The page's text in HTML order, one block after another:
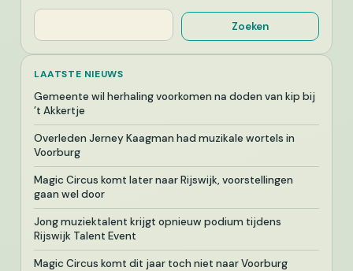
Zoeken
Zoeken
LAATSTE NIEUWS
Gemeente wil herhaling voorkomen na doden van kip bij
’t Akkertje
Overleden Jerney Kaagman had muzikale wortels in
Voorburg
Magic Circus komt later naar Rijswijk, voorstellingen
gaan wel door
Jong muziektalent krijgt opnieuw podium tijdens
Rijswijk Talent Event
Magic Circus komt dit jaar toch niet naar Voorburg